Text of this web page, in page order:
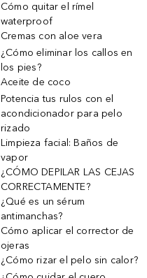
Cómo quitar el rímel
waterproof
Cremas con aloe vera
¿Cómo eliminar los callos en
los pies?
Aceite de coco
Potencia tus rulos con el
acondicionador para pelo
rizado
Limpieza facial: Baños de
vapor
¿CÓMO DEPILAR LAS CEJAS
CORRECTAMENTE?
¿Qué es un sérum
antimanchas?
Cómo aplicar el corrector de
ojeras
¿Cómo rizar el pelo sin calor?